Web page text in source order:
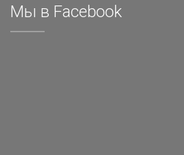
Мы в Facebook